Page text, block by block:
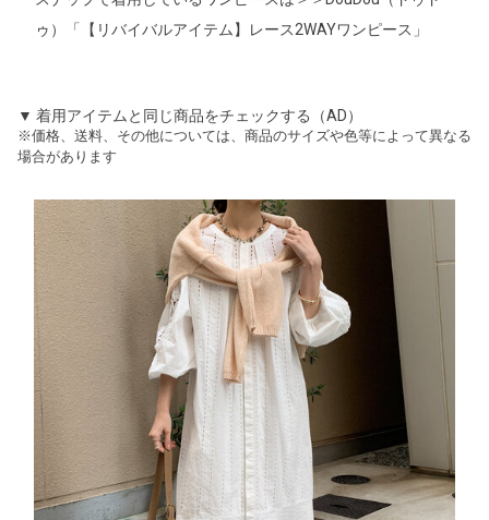
ゥ）「【リバイバルアイテム】レース2WAYワンピース」
▼ 着用アイテムと同じ商品をチェックする（AD）
※価格、送料、その他については、商品のサイズや色等によって異なる
場合があります